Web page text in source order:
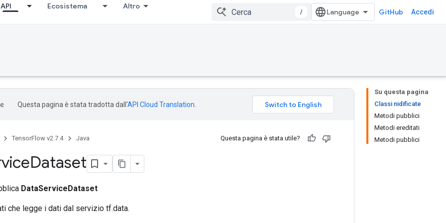
API Ecosistema Altro
/ GitHub Accedi
Su questa pagina
Classi nidificate
Metodi pubblici
Metodi ereditati
Metodi pubblici
Questa pagina è stata tradotta dall'API Cloud Translation
TensorFlow v2.7.4 Java Questa pagina è stata utile?
Dataset
DataServiceDataset
che legge i dati dal servizio tf.data.